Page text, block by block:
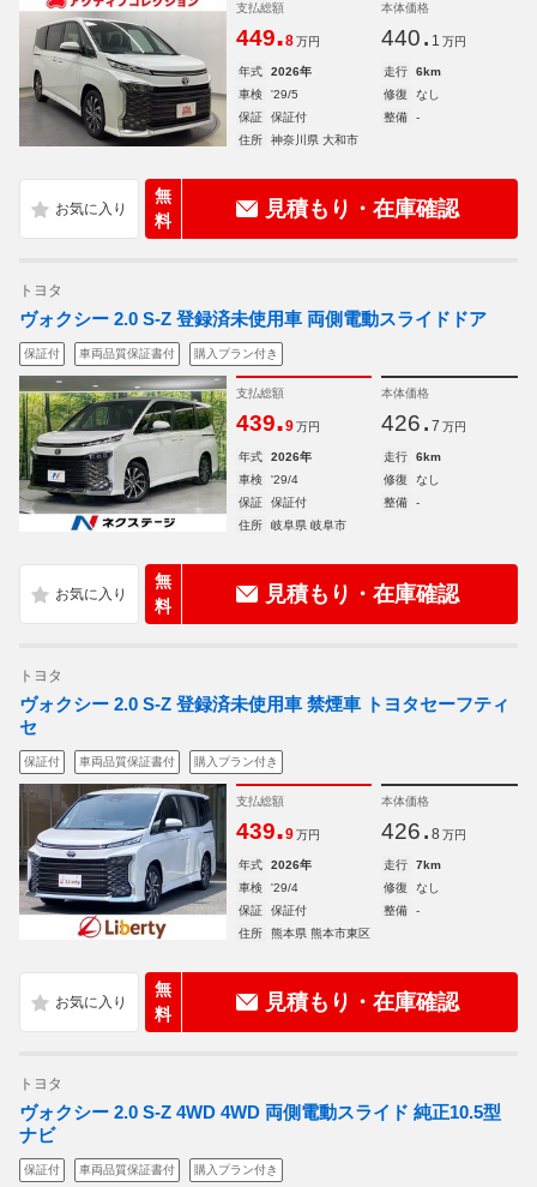
支払総額
449.8 万円
本体価格
440. 1 万円
年式 2026年 走行
6km
車検
'29/5 修復
なし
保証
保証付 整備
-
住所
神奈川県 大和市
無
料
見積もり・在庫確認
トヨタ
ヴォクシー 2.0 S-Z 登録済未使用車 両側電動スライドドア
保証付 車両品質保証書付 購入プラン付き
支払総額
439.9 万円
本体価格
426. 7 万円
年式 2026年 走行
6km
車検
'29/4 修復
なし
保証
保証付 整備
-
住所
岐阜県 岐阜市
無
料
見積もり・在庫確認
トヨタ
ヴォクシー 2.0 S-Z 登録済未使用車 禁煙車 トヨタセーフティ
セ
保証付 車両品質保証書付 購入プラン付き
支払総額
439.9 万円
本体価格
426. 8 万円
年式 2026年 走行
7km
車検
'29/4 修復
なし
保証
保証付 整備
-
住所
熊本県 熊本市東区
無
料
見積もり・在庫確認
トヨタ
ヴォクシー 2.0 S-Z 4WD 4WD 両側電動スライド 純正10.5型
ナビ
保証付 車両品質保証書付 購入プラン付き